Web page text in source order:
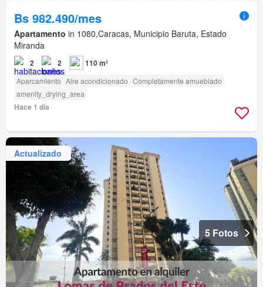
Bs 982.490/mes
Apartamento in 1080,Caracas, Municipio Baruta, Estado
Miranda
2 2 110 m²
Aparcamiento Aire acondicionado Completamente amueblado
amenity_drying_area
Hace 1 día
Actualizado
5 Fotos